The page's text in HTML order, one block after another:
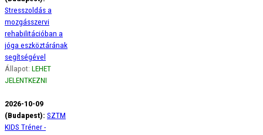
Stresszoldás a
mozgásszervi
rehabilitációban a
jóga eszköztárának
segítségével
Állapot: LEHET
JELENTKEZNI
2026-10-09
(Budapest): SZTM
KIDS Tréner -